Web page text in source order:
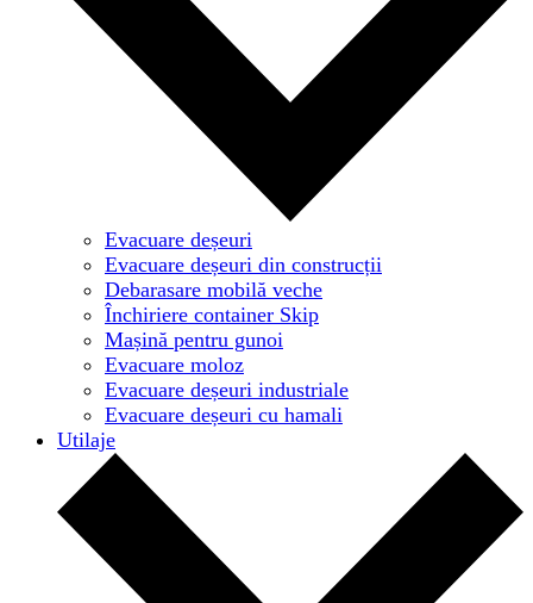
Evacuare deșeuri
Evacuare deșeuri din construcții
Debarasare mobilă veche
Închiriere container Skip
Mașină pentru gunoi
Evacuare moloz
Evacuare deșeuri industriale
Evacuare deșeuri cu hamali
Utilaje